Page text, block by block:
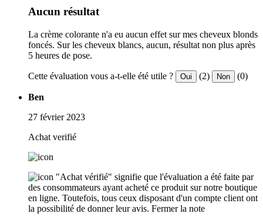
Aucun résultat
La crème colorante n'a eu aucun effet sur mes cheveux blonds
foncés. Sur les cheveux blancs, aucun, résultat non plus après
5 heures de pose.
Cette évaluation vous a-t-elle été utile ? Oui (2) Non (0)
Ben
27 février 2023
Achat verifié
"Achat vérifié" signifie que l'évaluation a été faite par
des consommateurs ayant acheté ce produit sur notre boutique
en ligne. Toutefois, tous ceux disposant d'un compte client ont
la possibilité de donner leur avis. Fermer la note